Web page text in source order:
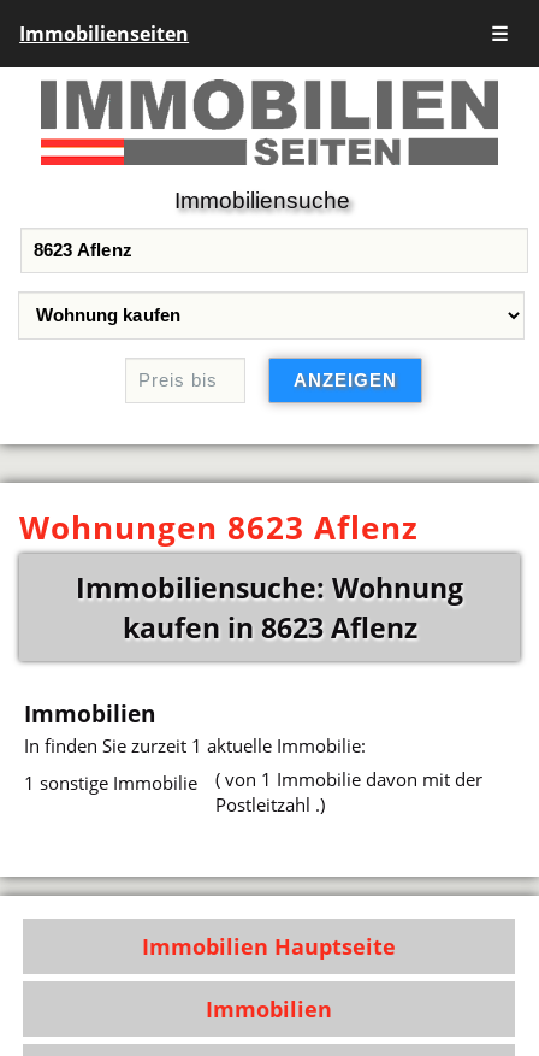
Immobilienseiten ☰
Immobiliensuche
Wohnungen 8623 Aflenz
Immobiliensuche: Wohnung
kaufen in 8623 Aflenz
Immobilien
Infinden Sie zurzeit 1 aktuelle Immobilie:
1 sonstige Immobilie
( von 1 Immobilie davon mit der
Postleitzahl .)
Immobilien Hauptseite
Immobilien